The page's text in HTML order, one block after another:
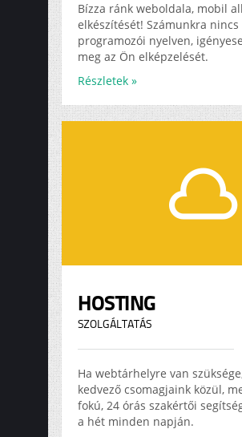
Bízza ránk weboldala, mobil
elkészítését! Számunkra
programozói nyelven,
meg az Ön elképzelését.
Részletek »
HOSTING
SZOLGÁLTATÁS
Ha webtárhelyre van
kedvező csomagjaink közül,
fokú, 24 órás szakértői
a hét minden napján.